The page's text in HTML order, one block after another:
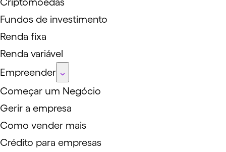
Fundos de investimento
Renda fixa
Renda variável
Empreender
Começar um Negócio
Gerir a empresa
Como vender mais
Crédito para empresas